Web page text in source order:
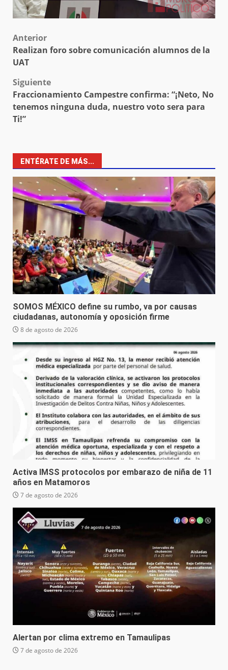
Post
navigation
Anterior
Realizan foro sobre comunicación alumnos de la
UAT
Siguiente
Fraccionamiento Campestre confirma: “¡Neto, No
tenemos ninguna duda, nuestro voto sera para
Ti!”
ENTÉRATE DE MÁS...
SOMOS MÉXICO define su rumbo, va por causas
ciudadanas, autonomía y oposición firme
8 de agosto de 2026
Activa IMSS protocolos por embarazo de niña de 11
años en Matamoros
7 de agosto de 2026
Alertan por clima extremo en Tamaulipas
7 de agosto de 2026